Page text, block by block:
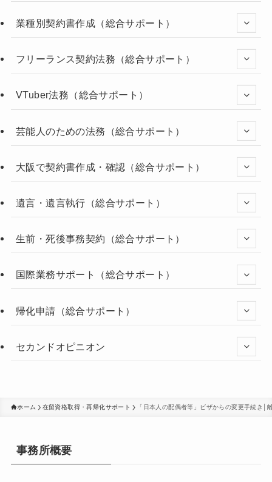
業種別契約書作成（総合サポート）
フリーランス契約法務（総合サポート）
VTuber法務（総合サポート）
芸能人のための法務（総合サポート）
大阪で契約書作成・確認（総合サポート）
遺言・遺言執行（総合サポート）
生前・死後事務契約（総合サポート）
国際業務サポート（総合サポート）
帰化申請（総合サポート）
セカンドオピニオン
ホーム 在留資格取得・再帰化サポート 「日本人の配偶者等」ビザからの変更手続き│
事務所概要